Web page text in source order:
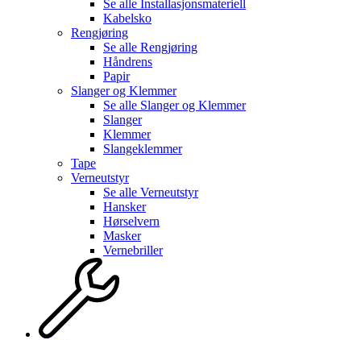
Se alle Installasjonsmateriell
Kabelsko
Rengjøring
Se alle Rengjøring
Håndrens
Papir
Slanger og Klemmer
Se alle Slanger og Klemmer
Slanger
Klemmer
Slangeklemmer
Tape
Verneutstyr
Se alle Verneutstyr
Hansker
Hørselvern
Masker
Vernebriller